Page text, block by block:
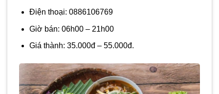
Điện thoại: 0886106769
Giờ bán: 06h00 – 21h00
Giá thành: 35.000đ – 55.000đ.